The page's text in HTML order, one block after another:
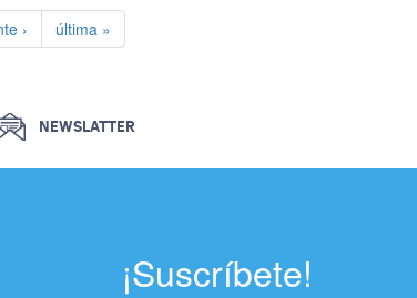
página
› Última página
última »
NEWSLATTER
¡Suscríbete!